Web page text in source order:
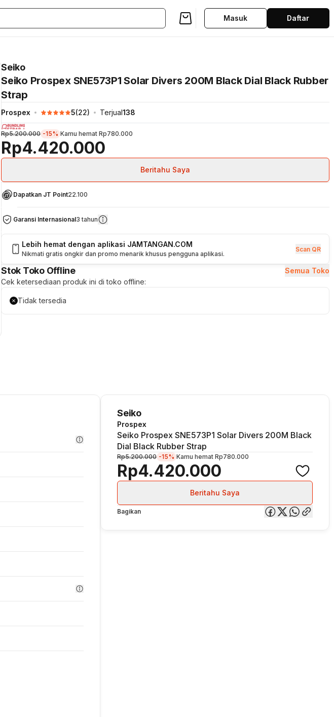
Masuk Daftar
Seiko
Seiko Prospex SNE573P1 Solar Divers 200M Black Dial Black Rubber
Strap
Prospex 5(22) Terjual138
Rp4.420.000
Rp5.200.000 -15% Kamu hemat Rp780.000
Beritahu Saya
Dapatkan JT Point22.100
Garansi Internasional3 tahun
Lebih hemat dengan aplikasi JAMTANGAN.COM
Nikmati gratis ongkir dan promo menarik khusus pengguna aplikasi.
Scan QR
Stok Toko Offline
Semua Toko
Cek ketersediaan produk ini di toko offline:
Tidak tersedia
Seiko
Prospex
Seiko Prospex SNE573P1 Solar Divers 200M Black
Dial Black Rubber Strap
Rp4.420.000
Rp5.200.000 -15% Kamu hemat Rp780.000
Beritahu Saya
Bagikan